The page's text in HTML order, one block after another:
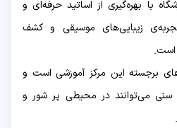
با بهره‌گیری از اساتید حرفه‌ای و
زیبایی‌های موسیقی و کشف
است.
برجسته این مرکز آموزشی است و
سنی می‌توانند در محیطی پر شور و